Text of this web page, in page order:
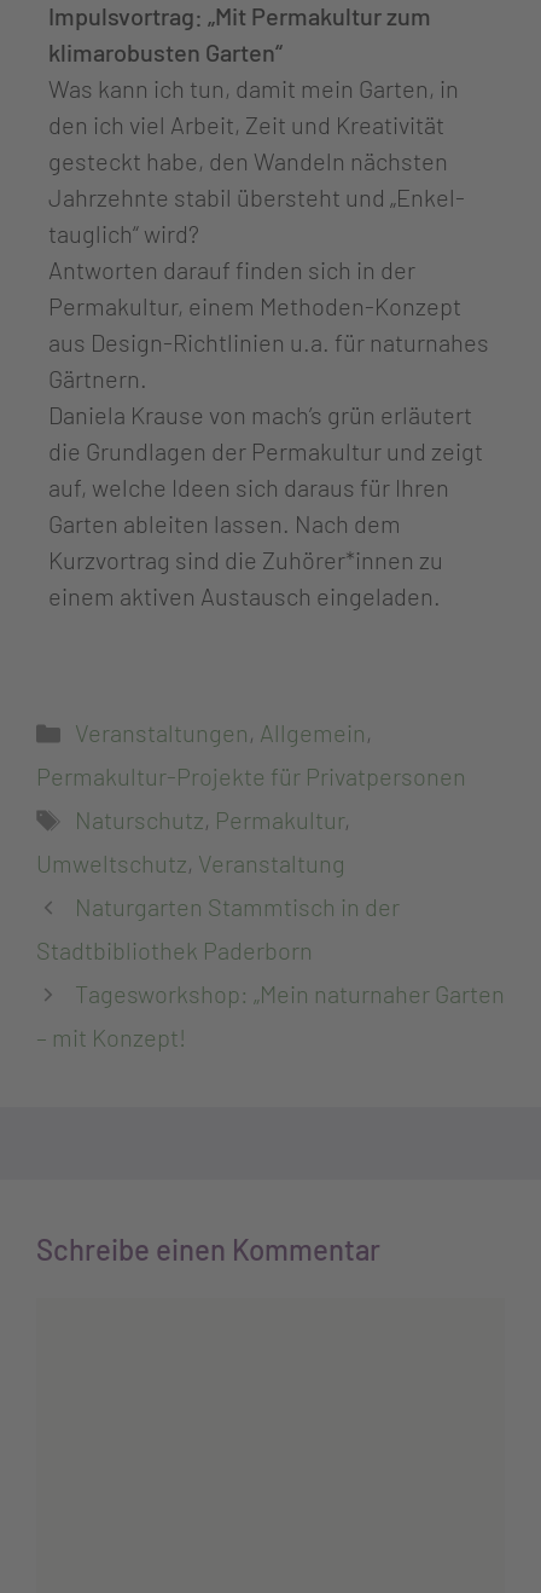
Impulsvortrag: „Mit Permakultur zum
klimarobusten Garten“
Was kann ich tun, damit mein Garten, in
den ich viel Arbeit, Zeit und Kreativität
gesteckt habe, den Wandeln nächsten
Jahrzehnte stabil übersteht und „Enkel-
tauglich“ wird?
Antworten darauf finden sich in der
Permakultur, einem Methoden-Konzept
aus Design-Richtlinien u.a. für naturnahes
Gärtnern.
Daniela Krause von mach’s grün erläutert
die Grundlagen der Permakultur und zeigt
auf, welche Ideen sich daraus für Ihren
Garten ableiten lassen. Nach dem
Kurzvortrag sind die Zuhörer*innen zu
einem aktiven Austausch eingeladen.
Veranstaltungen, Allgemein,
Permakultur-Projekte für Privatpersonen
Naturschutz, Permakultur,
Umweltschutz, Veranstaltung
Naturgarten Stammtisch in der
Stadtbibliothek Paderborn
Tagesworkshop: „Mein naturnaher Garten
– mit Konzept!
Schreibe einen Kommentar